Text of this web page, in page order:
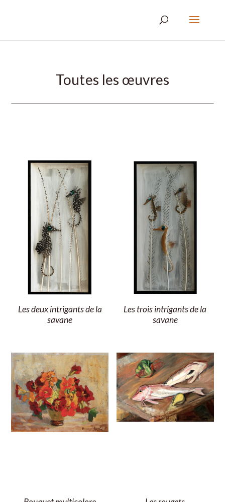
Toutes les œuvres
Les deux intrigants de la
savane
Les trois intrigants de la
savane